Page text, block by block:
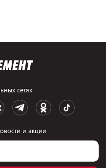
сетях
и акции